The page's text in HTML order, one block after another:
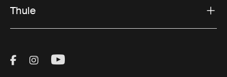
Thule
Visit Thule on Facebook (external link)
Visit Thule on Instagram (external link)
Visit Thule on Youtube (external